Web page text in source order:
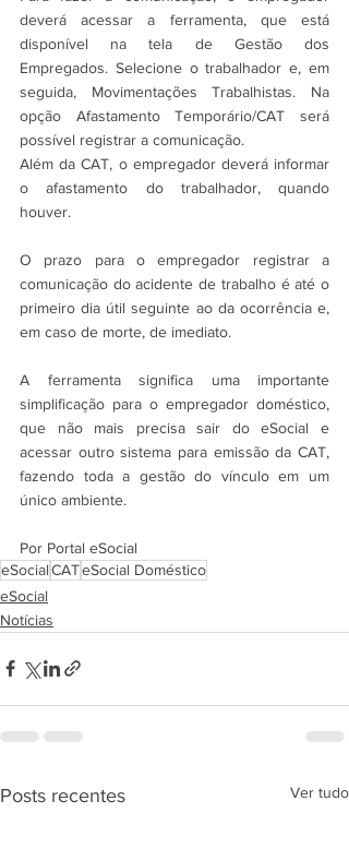
deverá acessar a ferramenta, que está
disponível na tela de Gestão dos
Empregados. Selecione o trabalhador e, em
seguida, Movimentações Trabalhistas. Na
opção Afastamento Temporário/CAT será
possível registrar a comunicação.
Além da CAT, o empregador deverá informar
o afastamento do trabalhador, quando
houver.
O prazo para o empregador registrar a
comunicação do acidente de trabalho é até o
primeiro dia útil seguinte ao da ocorrência e,
em caso de morte, de imediato.
A ferramenta significa uma importante
simplificação para o empregador doméstico,
que não mais precisa sair do eSocial e
acessar outro sistema para emissão da CAT,
fazendo toda a gestão do vínculo em um
único ambiente.
Por Portal eSocial
eSocialCATeSocial Doméstico
eSocial
Notícias
Posts recentes Ver tudo